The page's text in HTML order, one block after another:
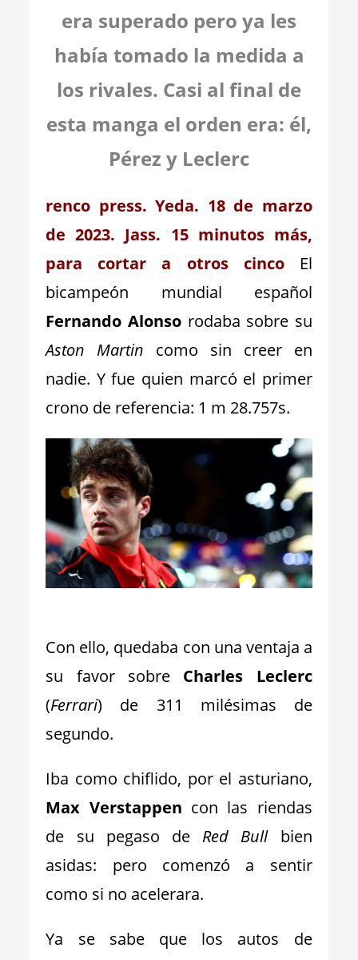
era superado pero ya les
había tomado la medida a
los rivales. Casi al final de
esta manga el orden era: él,
Pérez y Leclerc
renco press. Yeda. 18 de marzo
de 2023. Jass. 15 minutos más,
para cortar a otros cinco El
bicampeón mundial español
Fernando Alonsorodaba sobre su
Aston Martin como sin creer en
nadie. Y fue quien marcó el primer
crono de referencia: 1 m 28.757s.
Con ello, quedaba con una ventaja a
su favor sobre Charles Leclerc
(Ferrari) de 311 milésimas de
segundo.
Iba como chiflido, por el asturiano,
Max Verstappen con las riendas
de su pegaso de Red Bullbien
asidas: pero comenzó a sentir
como si no acelerara.
Ya se sabe que los autos de